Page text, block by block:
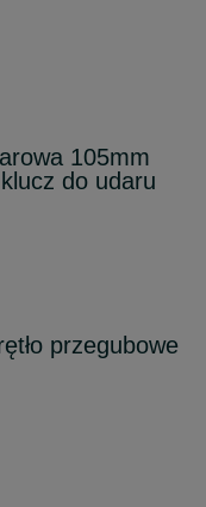
105mm
do udaru
przegubowe